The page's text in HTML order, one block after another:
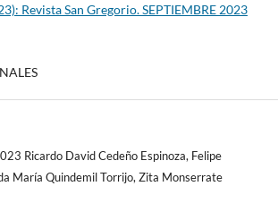
Revista San Gregorio. SEPTIEMBRE 2023
Ricardo David Cedeño Espinoza, Felipe
María Quindemil Torrijo, Zita Monserrate